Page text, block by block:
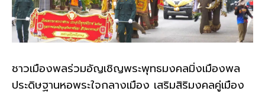
ชาวเมืองพลร่วมอัญเชิญพระพุทธมงคลมิ่งเมืองพล
ประดิษฐานหอพระใจกลางเมือง เสริมสิริมงคลคู่เมือง